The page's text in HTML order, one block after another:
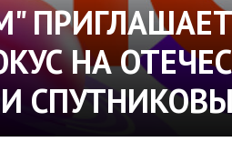
НА